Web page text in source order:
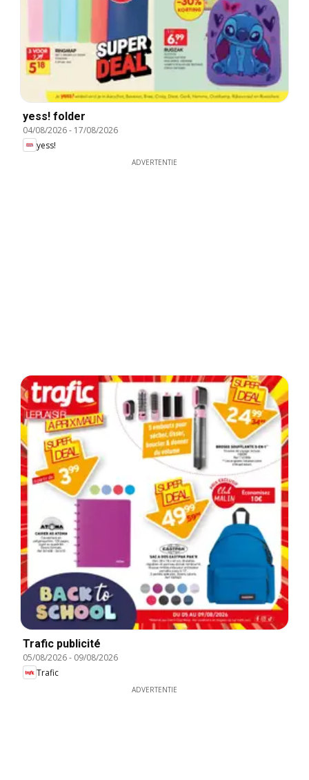
yess! folder
04/08/2026- 17/08/2026
yess!
ADVERTENTIE
Trafic publicité
05/08/2026- 09/08/2026
Trafic
ADVERTENTIE